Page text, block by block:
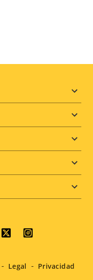
Legal Privacidad